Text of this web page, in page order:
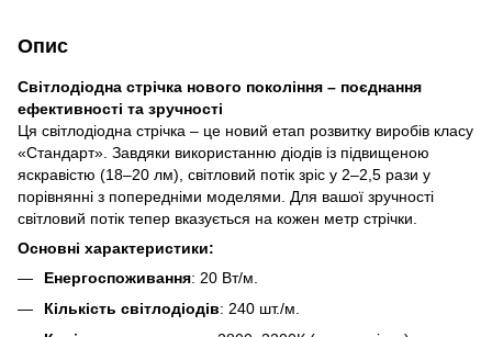
Опис
Світлодіодна стрічка нового покоління – поєднання
ефективності та зручності
Ця світлодіодна стрічка – це новий етап розвитку виробів класу
«Стандарт». Завдяки використанню діодів із підвищеною
яскравістю (18–20 лм), світловий потік зріс у 2–2,5 рази у
порівнянні з попередніми моделями. Для вашої зручності
світловий потік тепер вказується на кожен метр стрічки.
Основні характеристики:
Енергоспоживання: 20 Вт/м.
Кількість світлодіодів: 240 шт./м.